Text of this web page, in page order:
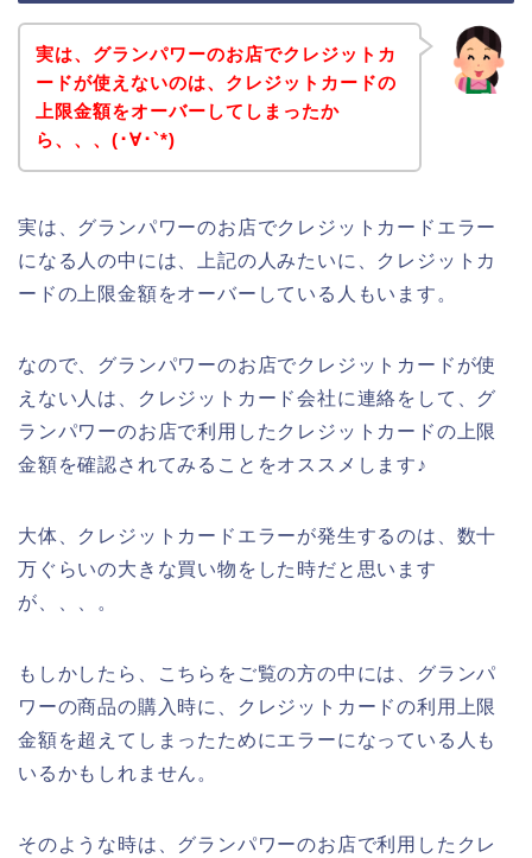
実は、グランパワーのお店でクレジットカ
ードが使えないのは、クレジットカードの
上限金額をオーバーしてしまったか
ら、、、(･∀･`*)
実は、グランパワーのお店でクレジットカードエラー
になる人の中には、上記の人みたいに、クレジットカ
ードの上限金額をオーバーしている人もいます。
なので、グランパワーのお店でクレジットカードが使
えない人は、クレジットカード会社に連絡をして、グ
ランパワーのお店で利用したクレジットカードの上限
金額を確認されてみることをオススメします♪
大体、クレジットカードエラーが発生するのは、数十
万ぐらいの大きな買い物をした時だと思います
が、、、。
もしかしたら、こちらをご覧の方の中には、グランパ
ワーの商品の購入時に、クレジットカードの利用上限
金額を超えてしまったためにエラーになっている人も
いるかもしれません。
そのような時は、グランパワーのお店で利用したクレ